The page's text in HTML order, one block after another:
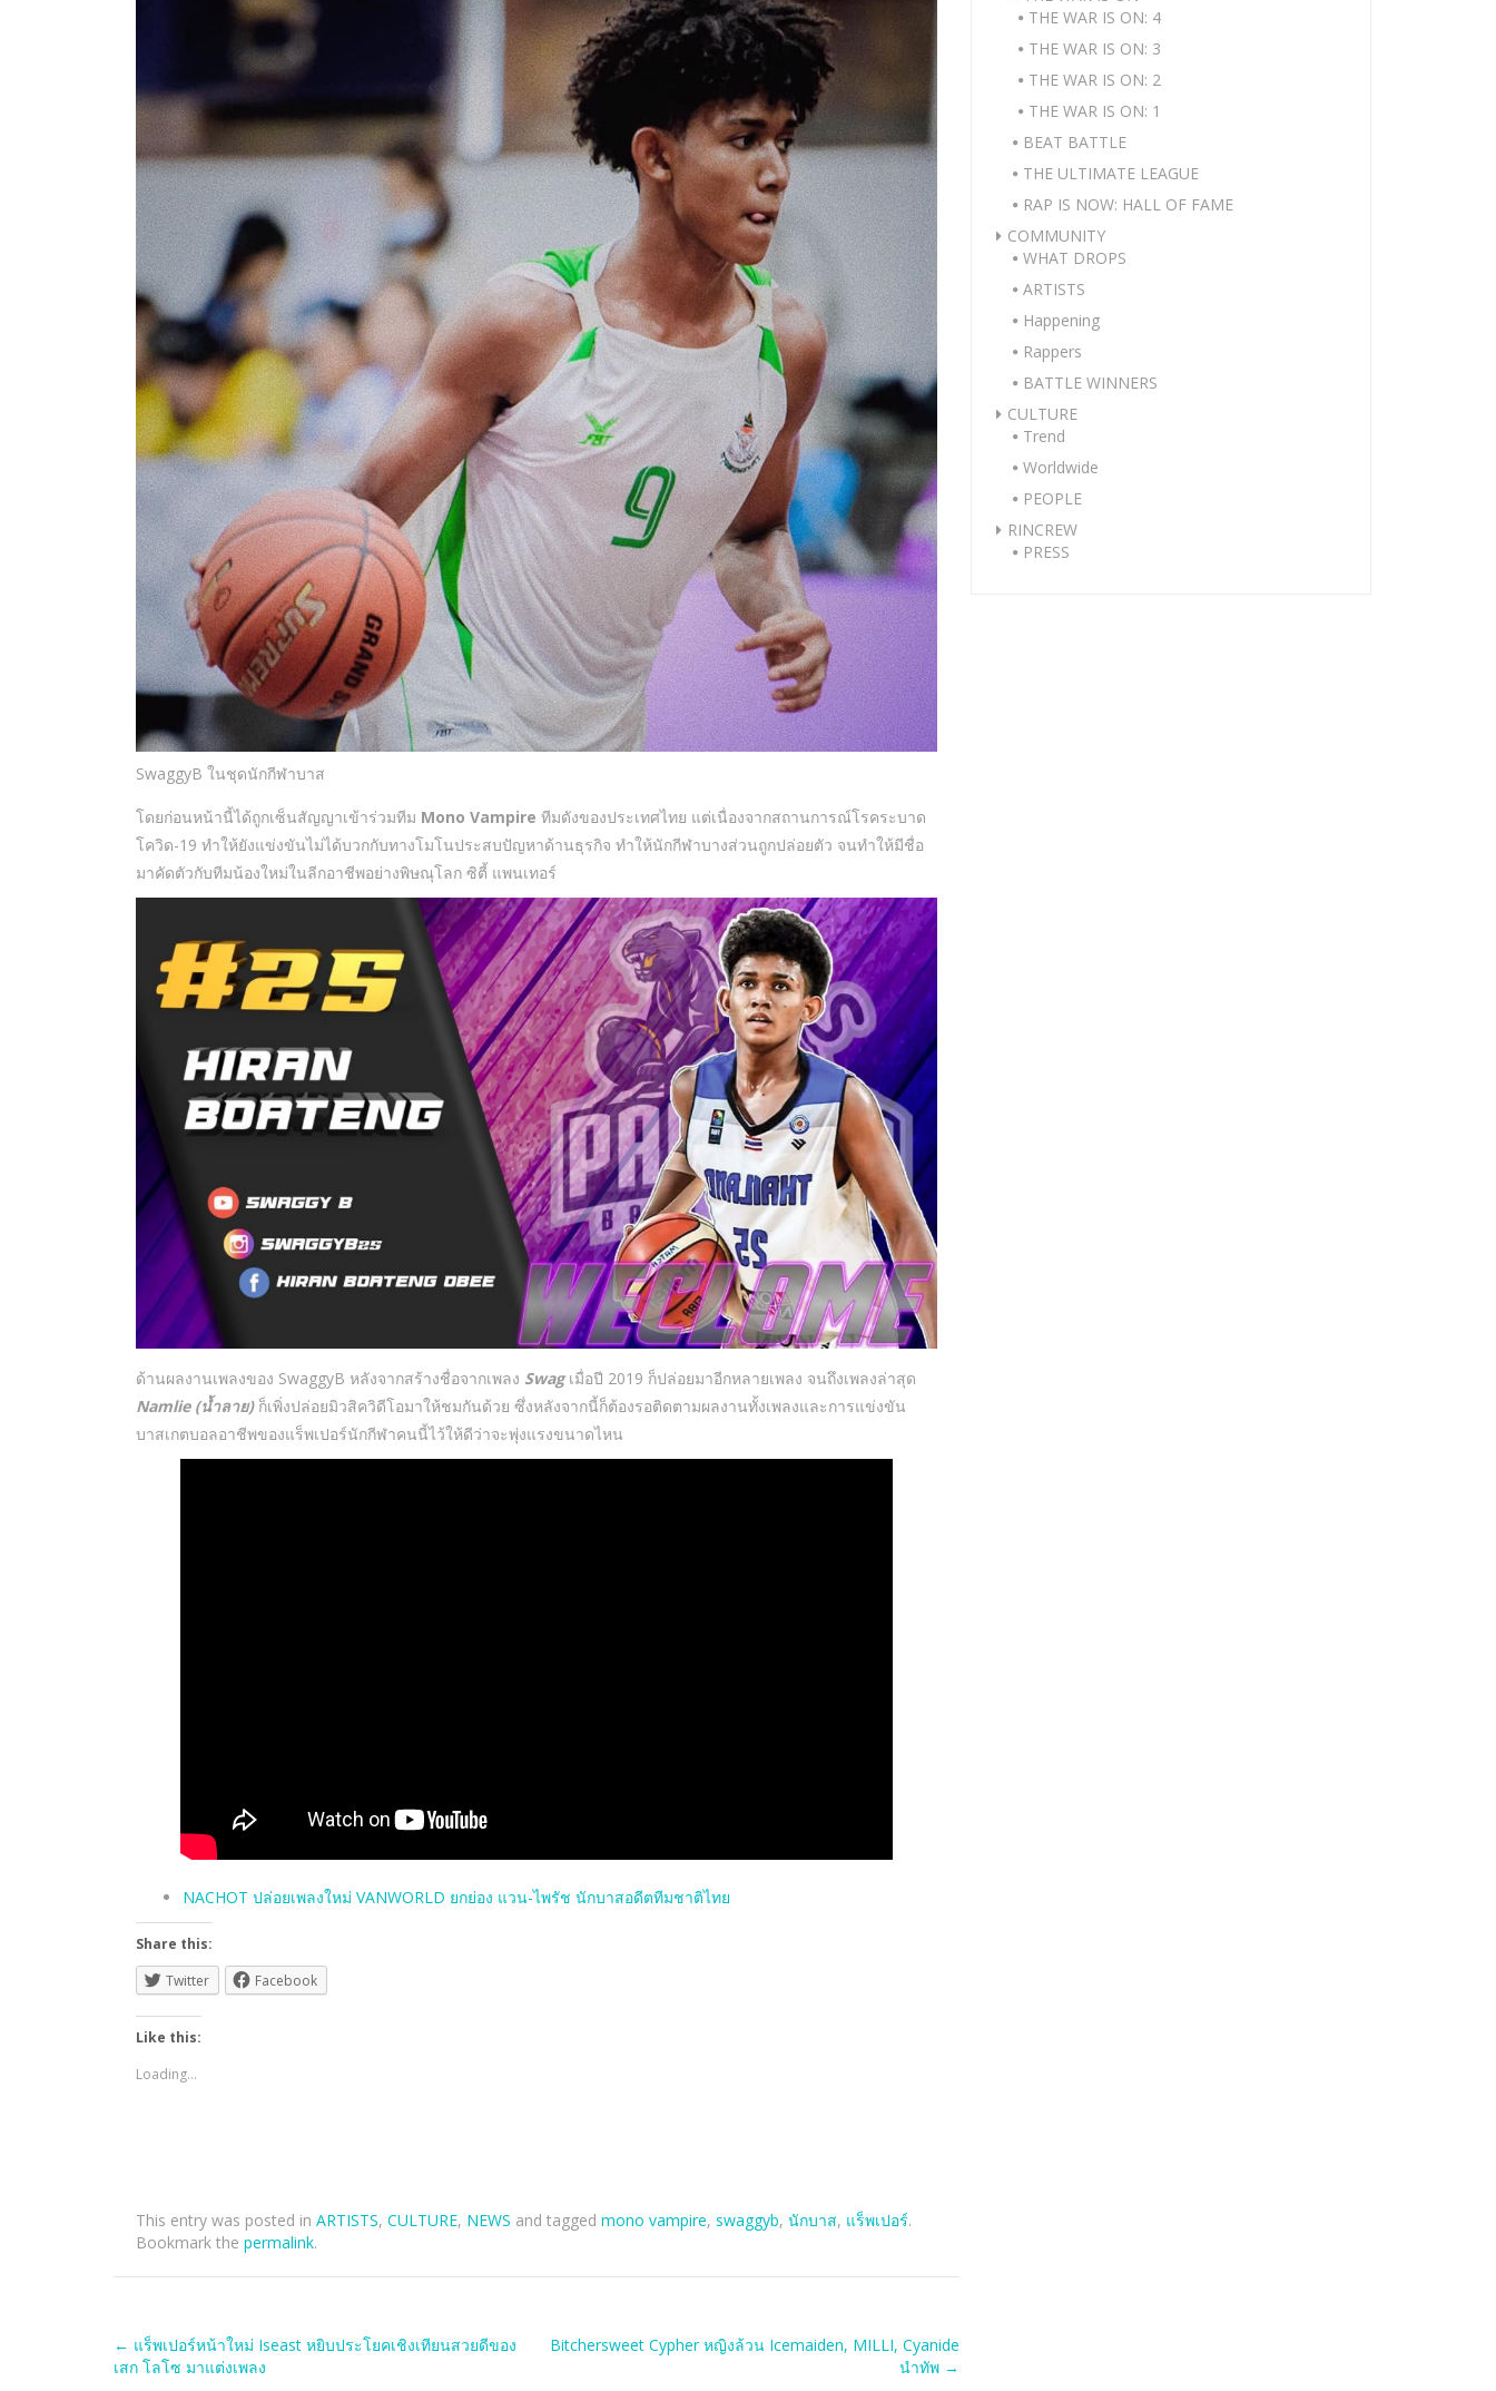
SwaggyB ในชุดนักกีฬาบาส
โดยก่อนหน้านี้ได้ถูกเซ็นสัญญาเข้าร่วมทีม Mono Vampire ทีมดังของประเทศไทย แต่เนื่องจากสถานการณ์โรคระบาด
โควิด-19 ทำให้ยังแข่งขันไม่ได้บวกกับทางโมโนประสบปัญหาด้านธุรกิจ ทำให้นักกีฬาบางส่วนถูกปล่อยตัว จนทำให้มีชื่อ
มาคัดตัวกับทีมน้องใหม่ในลีกอาชีพอย่างพิษณุโลก ซิตี้ แพนเทอร์
ด้านผลงานเพลงของ SwaggyB หลังจากสร้างชื่อจากเพลง Swagเมื่อปี 2019 ก็ปล่อยมาอีกหลายเพลง จนถึงเพลงล่าสุด
Namlie (น้ำลาย)ก็เพิ่งปล่อยมิวสิควิดีโอมาให้ชมกันด้วย ซึ่งหลังจากนี้ก็ต้องรอติดตามผลงานทั้งเพลงและการแข่งขัน
บาสเกตบอลอาชีพของแร็พเปอร์นักกีฬาคนนี้ไว้ให้ดีว่าจะพุ่งแรงขนาดไหน
NACHOT ปล่อยเพลงใหม่ VANWORLD ยกย่อง แวน-ไพรัช นักบาสอดีตทีมชาติไทย
Share this:
Twitter
Facebook
Like this:
Loading...
This entry was posted in ARTISTS, CULTURE, NEWS and tagged mono vampire, swaggyb, นักบาส, แร็พเปอร์.
Bookmark the permalink.
Post
← แร็พเปอร์หน้าใหม่ Iseast หยิบประโยคเชิงเทียนสวยดีของ
เสก โลโซ มาแต่งเพลง
Bitchersweet Cypher หญิงล้วน Icemaiden, MILLI, Cyanide
นำทัพ →
THE WAR IS ON: 4
THE WAR IS ON: 3
THE WAR IS ON: 2
THE WAR IS ON: 1
BEAT BATTLE
THE ULTIMATE LEAGUE
RAP IS NOW: HALL OF FAME
COMMUNITY
WHAT DROPS
ARTISTS
Happening
Rappers
BATTLE WINNERS
CULTURE
Trend
Worldwide
PEOPLE
RINCREW
PRESS